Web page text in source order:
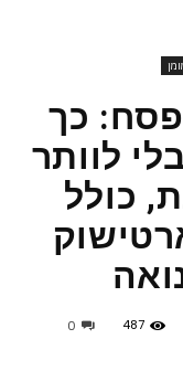
כך
לוותר
כולל
487
0